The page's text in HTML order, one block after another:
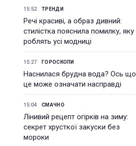
15:52 ТРЕНДИ
Речі красиві, а образ дивний:
стилістка пояснила помилку, яку
роблять усі модниці
15:27 ГОРОСКОПИ
Наснилася брудна вода? Ось що
це може означати насправді
15:04 СМАЧНО
Лінивий рецепт огірків на зиму:
секрет хрусткої закуски без
мороки